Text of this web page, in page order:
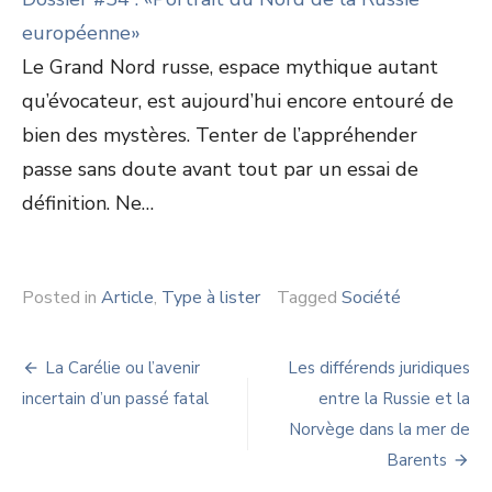
européenne»
Le Grand Nord russe, espace mythique autant
qu’évocateur, est aujourd’hui encore entouré de
bien des mystères. Tenter de l’appréhender
passe sans doute avant tout par un essai de
définition. Ne…
Posted in Article, Type à lister Tagged Société
Navigation
de
La Carélie ou l’avenir
incertain d’un passé fatal
Les différends juridiques
entre la Russie et la
Norvège dans la mer de
Barents